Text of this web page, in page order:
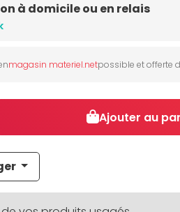
à domicile ou en relais
magasin materiel.netpossible et offerte
Ajouter au